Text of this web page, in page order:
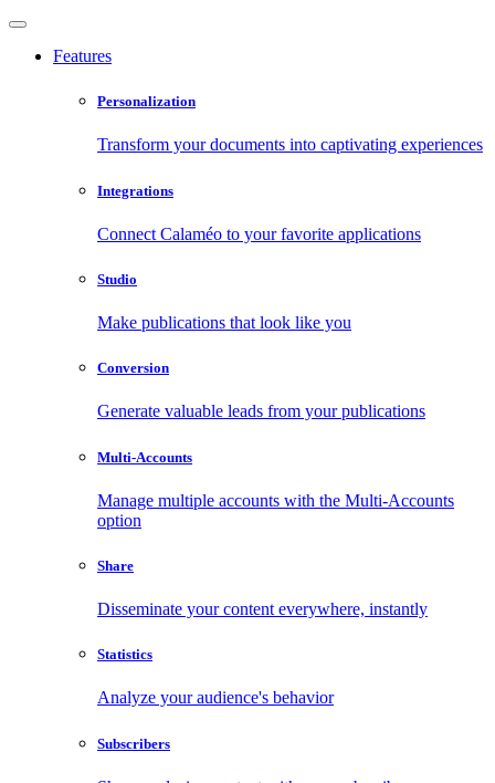
Features
Personalization
Transform your documents into captivating experiences
Integrations
Connect Calaméo to your favorite applications
Studio
Make publications that look like you
Conversion
Generate valuable leads from your publications
Multi-Accounts
Manage multiple accounts with the Multi-Accounts
option
Share
Disseminate your content everywhere, instantly
Statistics
Analyze your audience's behavior
Subscribers